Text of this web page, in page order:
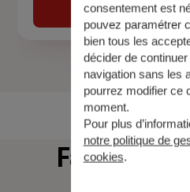
Découvrir
Faitesune
consentement est
pouvez paramétrer
bien tous les
décider de
navigation sans les
pourrez modifier ce
moment.
Pour plus
notre politique de
cookies.